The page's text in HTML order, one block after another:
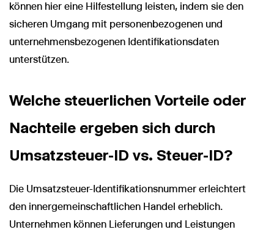
können hier eine Hilfestellung leisten, indem sie den
sicheren Umgang mit personenbezogenen und
unternehmensbezogenen Identifikationsdaten
unterstützen.
Welche steuerlichen Vorteile oder
Nachteile ergeben sich durch
Umsatzsteuer-ID vs. Steuer-ID?
Die Umsatzsteuer-Identifikationsnummer erleichtert
den innergemeinschaftlichen Handel erheblich.
Unternehmen können Lieferungen und Leistungen